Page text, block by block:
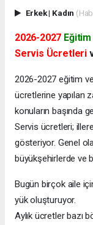
Erkek| Kadın
2026-2027
Servis Ücretleri
2026-2027 eğitim ve
ücretlerine yapılan
konuların başında
Servis ücretleri;
gösteriyor. Genel
büyükşehirlerde ve
Bugün birçok aile
yük oluşturuyor.
Aylık ücretler bazı